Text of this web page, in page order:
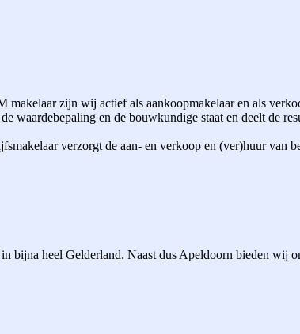
zijn wij actief als aankoopmakelaar en als
waardebepaling en de bouwkundige staat en deelt de
verzorgt de aan- en verkoop en (ver)huur van
bijna heel Gelderland. Naast dus Apeldoorn bieden wij